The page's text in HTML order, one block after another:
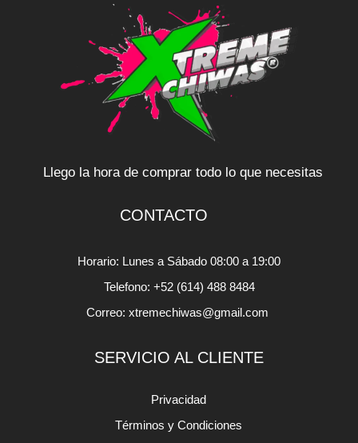
Llego la hora de comprar todo lo que necesitas
CONTACTO
Horario: Lunes a Sábado 08:00 a 19:00
Telefono: +52 (614) 488 8484
Correo: xtremechiwas@gmail.com
SERVICIO AL CLIENTE
Privacidad
Términos y Condiciones